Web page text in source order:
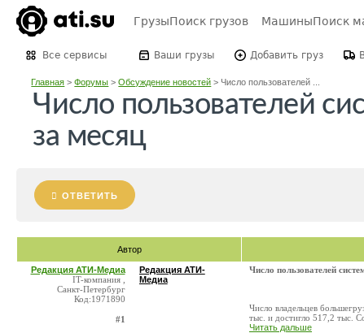
ГрузыПоиск грузов МашиныПоиск
Все сервисы Ваши грузы Добавить груз
Главная >Форумы >Обсуждение новостей > Число пользователей ...
Число пользователей
за месяц
ОТВЕТИТЬ
Автор
Редакция АТИ-Медиа
IT-компания ,
Санкт-Петербург
Код:1971890
#1
Редакция АТИ-
Медиа
Число пользователей
Число владельцев
тыс. и достигло 517,2 тыс.
Читать дальше